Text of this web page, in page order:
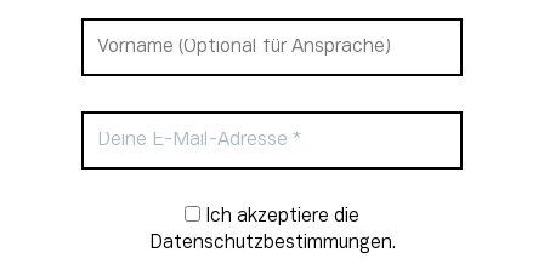
Newsletter-Anmeldung
Datenschutzbestimmungen.